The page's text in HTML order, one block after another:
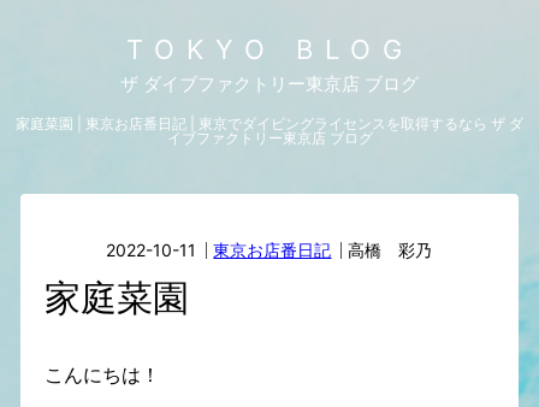
TOKYO BLOG
ザ ダイブファクトリー東京店 ブログ
家庭菜園 | 東京お店番日記 | 東京でダイビングライセンスを取得するなら ザ ダ
イブファクトリー東京店 ブログ
2022-10-11 東京お店番日記 高橋 彩乃
家庭菜園
こんにちは！